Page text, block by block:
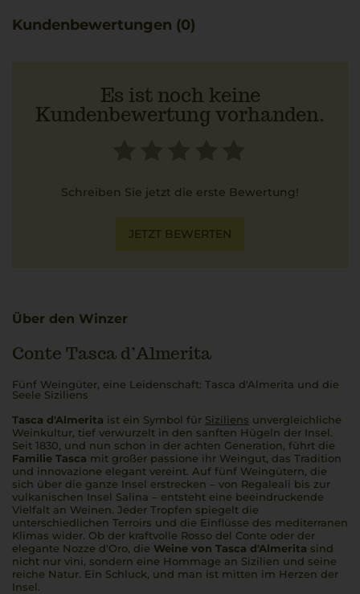
Genusserlebnis. In Kombination mit Fettuccine al Ragù
Siciliano entfaltet sich die gesamte Faszination dieses
Kundenbewertungen (0)
Es ist noch keine
Kundenbewertung vorhanden.
Schreiben Sie jetzt die erste Bewertung!
JETZT BEWERTEN
Über den Winzer
Conte Tasca d’Almerita
Fünf Weingüter, eine Leidenschaft: Tasca d'Almerita und die
Seele Siziliens
Tasca d'Almerita ist ein Symbol für Siziliens unvergleichliche
Weinkultur, tief verwurzelt in den sanften Hügeln der Insel.
Seit 1830, und nun schon in der achten Generation, führt die
Familie Tasca mit großer passione ihr Weingut, das Tradition
und innovazione elegant vereint. Auf fünf Weingütern, die
sich über die ganze Insel erstrecken – von Regaleali bis zur
vulkanischen Insel Salina – entsteht eine beeindruckende
Vielfalt an Weinen. Jeder Tropfen spiegelt die
unterschiedlichen Terroirs und die Einflüsse des mediterranen
Klimas wider. Ob der kraftvolle Rosso del Conte oder der
elegante Nozze d'Oro, die Weine von Tasca d'Almerita sind
nicht nur vini, sondern eine Hommage an Sizilien und seine
reiche Natur. Ein Schluck, und man ist mitten im Herzen der
Insel.